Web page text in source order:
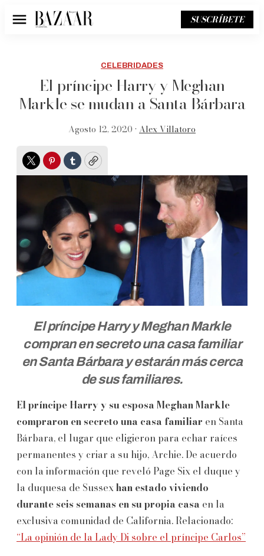
Menú SUSCRÍBETE
CELEBRIDADES
El príncipe Harry y Meghan
Markle se mudan a Santa Bárbara
Agosto 12, 2020 • Alex Villatoro
TwitterPinterest
TumblrCopy
El príncipe Harry y Meghan Markle
compran en secreto una casa familiar
en Santa Bárbara y estarán más cerca
de sus familiares.
El príncipe Harry y su esposa Meghan Markle
compraron en secreto una casa familiar en Santa
Bárbara, el lugar que eligieron para echar raíces
permanentes y criar a su hijo, Archie. De acuerdo
con la información que reveló Page Six el duque y
la duquesa de Sussexhan estado viviendo
durante seis semanas en su propia casa en la
exclusiva comunidad de California. Relacionado:
“La opinión de la Lady Di sobre el príncipe Carlos”